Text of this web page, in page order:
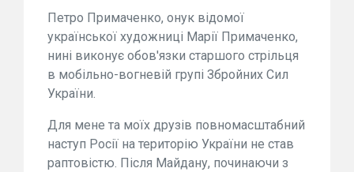
Петро Примаченко, онук відомої
української художниці Марії Примаченко,
нині виконує обов'язки старшого стрільця
в мобільно-вогневій групі Збройних Сил
України.
Для мене та моїх друзів повномасштабний
наступ Росії на територію України не став
раптовістю. Після Майдану, починаючи з